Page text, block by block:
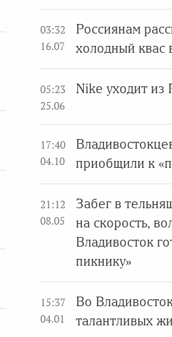
03:32
16.07
Россиянам
холодный квас
05:23
25.06
Nike уходит из
17:40
04.10
приобщили к
21:12
08.05
Забег в
на скорость,
Владивосток
пикнику»
15:37
04.01
Во
талантливых